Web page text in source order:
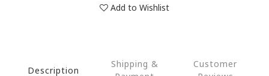
Add to Wishlist
Description
Shipping &
Customer